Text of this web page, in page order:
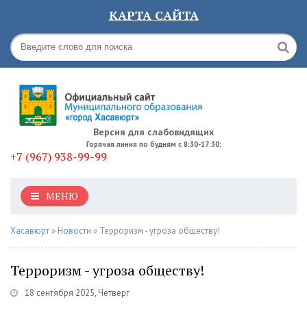
КАРТА САЙТА
Версия для слабовидящих
Горячая линия по будням с 8:30-17:30:
+7 (967) 938-99-99
МЕНЮ
Хасавюрт » Новости » Терроризм - угроза обществу!
Терроризм - угроза обществу!
18 сентября 2025, Четверг